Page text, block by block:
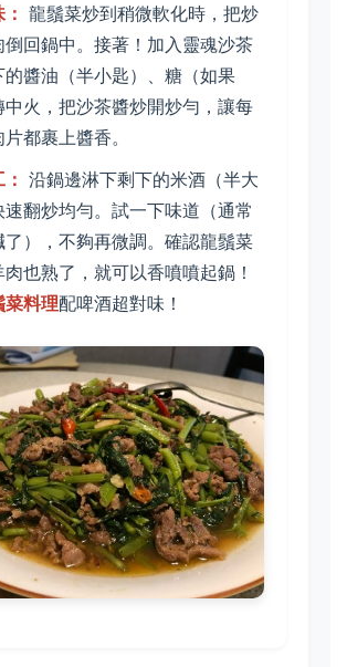
龍鬚菜炒到稍微軟化時，把炒
倒回鍋中。接著！加入靈魂沙茶
的醬油（半小匙）、糖（如果
中火，把沙茶醬炒開炒勻，讓每
都裹上醬香。
沿鍋邊淋下剩下的米酒（半大
速翻炒均勻。試一下味道（通常
了），不夠再微調。確認龍鬚菜
也熟了，就可以香噴噴起鍋！
菜料理配啤酒超對味！